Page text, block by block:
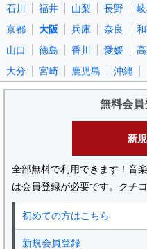
石川
福井 山梨 長野
京都
大阪 兵庫 奈良
山口
徳島 香川 愛媛
大分
宮崎 鹿児島 沖縄
無料会
新
全部無料で利用できます！音
は会員登録が必要です。クチ
初めての方はこちら
新規会員登録